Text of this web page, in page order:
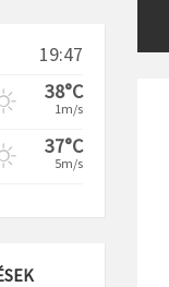
19:47
38°C
1m/s
37°C
5m/s